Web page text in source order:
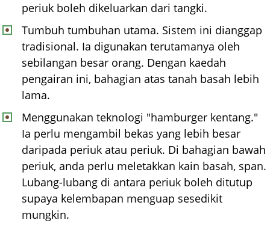
periuk boleh dikeluarkan dari tangki.
Tumbuh tumbuhan utama. Sistem ini dianggap
tradisional. Ia digunakan terutamanya oleh
sebilangan besar orang. Dengan kaedah
pengairan ini, bahagian atas tanah basah lebih
lama.
Menggunakan teknologi "hamburger kentang."
Ia perlu mengambil bekas yang lebih besar
daripada periuk atau periuk. Di bahagian bawah
periuk, anda perlu meletakkan kain basah, span.
Lubang-lubang di antara periuk boleh ditutup
supaya kelembapan menguap sesedikit
mungkin.